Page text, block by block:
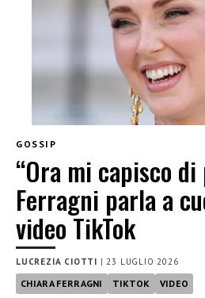
GOSSIP
“Ora mi capisco
Ferragni parla a
video TikTok
LUCREZIA CIOTTI |23 LUGLIO 2026
CHIARA FERRAGNI TIKTOK VIDEO